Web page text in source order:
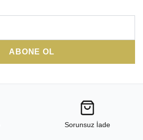
ABONE OL
Sorunsuz İade